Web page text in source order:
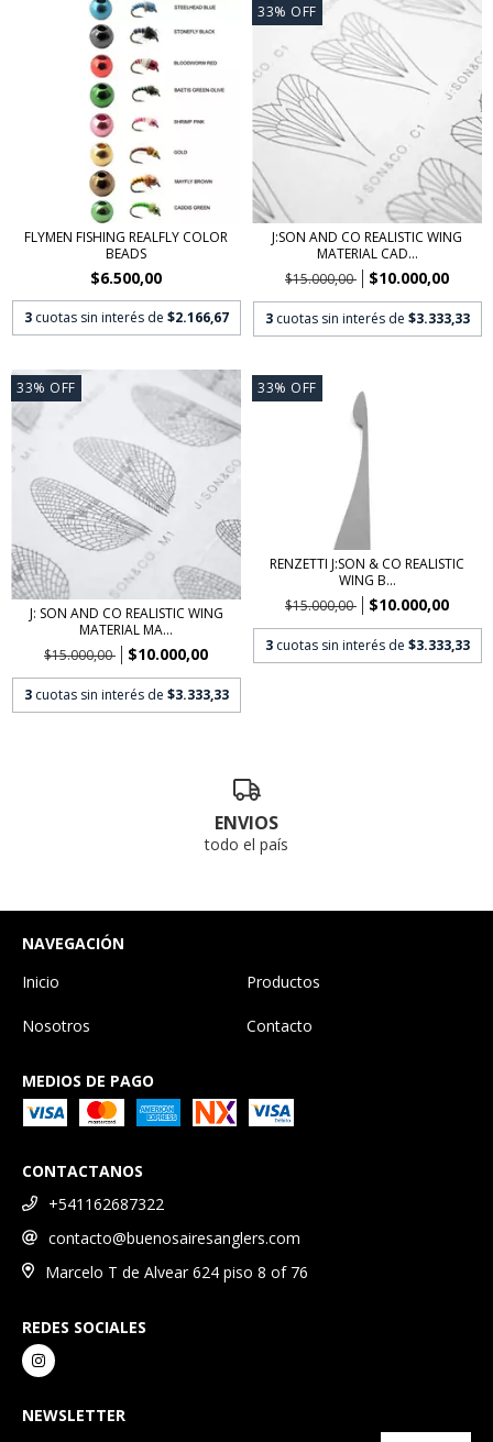
FLYMEN FISHING REALFLY COLOR
BEADS
$6.500,00
3 cuotas sin interés de $2.166,67
33% OFF
J:SON AND CO REALISTIC WING
MATERIAL CAD...
$15.000,00
$10.000,00
3 cuotas sin interés de $3.333,33
33% OFF
J: SON AND CO REALISTIC WING
MATERIAL MA...
$15.000,00
$10.000,00
3 cuotas sin interés de $3.333,33
33% OFF
RENZETTI J:SON & CO REALISTIC
WING B...
$15.000,00
$10.000,00
3 cuotas sin interés de $3.333,33
ENVIOS
todo el país
NAVEGACIÓN
Inicio
Productos
Nosotros Contacto
MEDIOS DE PAGO
CONTACTANOS
+541162687322
contacto@buenosairesanglers.com
Marcelo T de Alvear 624 piso 8 of 76
REDES SOCIALES
NEWSLETTER